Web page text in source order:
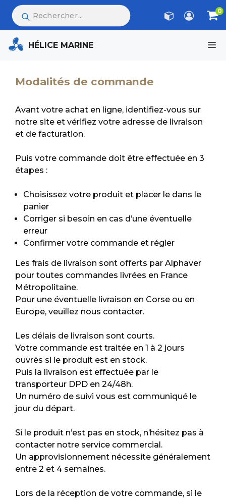
Aller
contenu
RECHERCHE
DE
PRODUITS
0
HÉLICE MARINE
Modalités de commande
Avant votre achat en ligne, identifiez-vous sur
notre site et vérifiez votre adresse de livraison
et de facturation.
Puis votre commande doit être effectuée en 3
étapes :
Choisissez votre produit et placer le dans le
panier
Corriger si besoin en cas d’une éventuelle
erreur
Confirmer votre commande et régler
Les frais de livraison sont offerts par Alphaver
pour toutes commandes livrées en France
Métropolitaine.
Pour une éventuelle livraison en Corse ou en
Europe, veuillez nous contacter.
Les délais de livraison sont courts.
Votre commande est traitée en 1 à 2 jours
ouvrés si le produit est en stock.
Puis la livraison est effectuée par le
transporteur DPD en 24/48h.
Un numéro de suivi vous est communiqué le
jour du départ.
Si le produit n’est pas en stock, n’hésitez pas à
contacter notre service commercial.
Un approvisionnement nécessite généralement
entre 2 et 4 semaines.
Lors de la réception de votre commande, si le